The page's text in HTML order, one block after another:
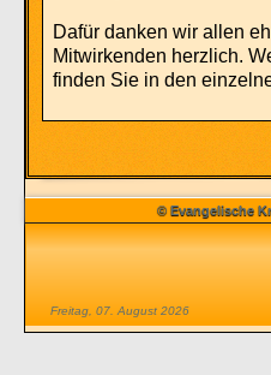
© Evangelische
Freitag, 07. August 2026
Dafür danken wir allen
Mitwirkenden herzlich.
finden Sie in den